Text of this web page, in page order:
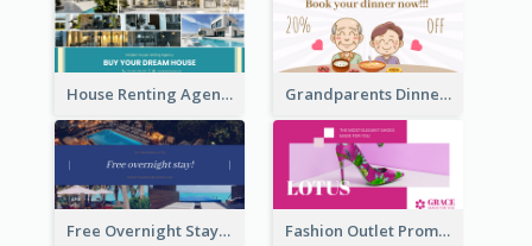
House Renting Agency Facebook Ad Grandparents Dinner Discount Facebook Ad
Free Overnight Stay Hotel Promotion Facebook Ad Fashion Outlet Promote Facebook Ad